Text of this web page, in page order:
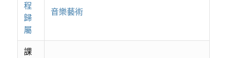
程
歸
屬
音樂藝術
課